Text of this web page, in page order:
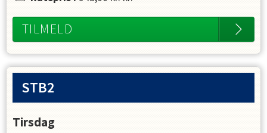
TILMELD
STB2
Tirsdag